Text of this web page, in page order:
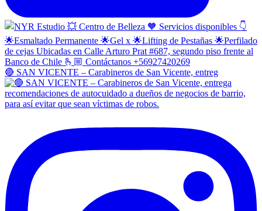
🔴 SAN VICENTE – Carabineros de San Vicente, entreg